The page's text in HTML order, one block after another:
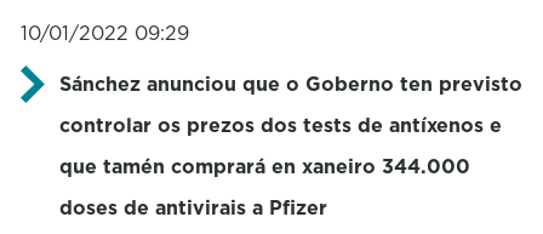
10/01/2022 09:29
Sánchez anunciou que o Goberno ten previsto
controlar os prezos dos tests de antíxenos e
que tamén comprará en xaneiro 344.000
doses de antivirais a Pfizer